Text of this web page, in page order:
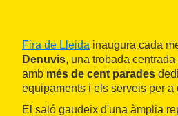
Fira de Lleida inaugura cada
Denuvis, una trobada centrada
amb més de cent parades
equipaments i els serveis per a
El saló gaudeix d'una àmplia